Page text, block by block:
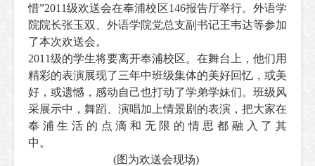
惜”2011级欢送会在奉浦校区146报告厅举行。外语学
院院长张玉双、外语学院党总支副书记王韦达等参加
了本次欢送会。
2011级的学生将要离开奉浦校区。在舞台上，他们用
精彩的表演展现了三年中班级集体的美好回忆，或美
好，或遗憾，感动自己也打动了学弟学妹们。班级风
采展示中，舞蹈、演唱加上情景剧的表演，把大家在
奉浦生活的点滴和无限的情思都融入了其
中。
(图为欢送会现场)